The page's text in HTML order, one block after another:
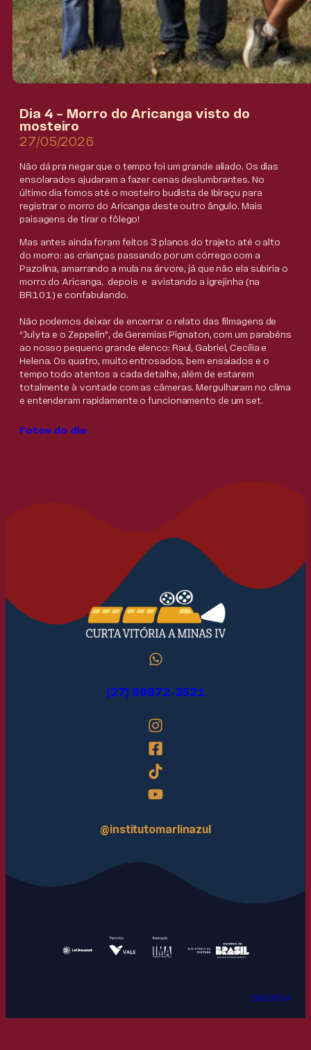
Dia 4 – Morro do Aricanga visto do
mosteiro
27/05/2026
Não dá pra negar que o tempo foi um grande aliado. Os dias
ensolarados ajudaram a fazer cenas deslumbrantes. No
último dia fomos até o mosteiro budista de Ibiraçu para
registrar o morro do Aricanga deste outro ângulo. Mais
paisagens de tirar o fôlego!
Mas antes ainda foram feitos 3 planos do trajeto até o alto
do morro: as crianças passando por um córrego com a
Pazolina, amarrando a mula na árvore, já que não ela subiria o
morro do Aricanga, depois e avistando a igrejinha (na
BR101) e confabulando.
Não podemos deixar de encerrar o relato das filmagens de
“Julyta e o Zeppelin”, de Geremias Pignaton, com um parabéns
ao nosso pequeno grande elenco: Raul, Gabriel, Cecília e
Helena. Os quatro, muito entrosados, bem ensaiados e o
tempo todo atentos a cada detalhe, além de estarem
totalmente à vontade com as câmeras. Mergulharam no clima
e entenderam rapidamente o funcionamento de um set.
Fotos do dia
(27) 99872-3521
@institutomarlinazul
DIVERSA